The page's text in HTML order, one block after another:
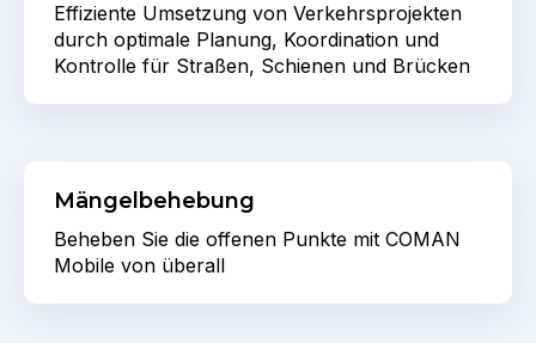
Effiziente Umsetzung von Verkehrsprojekten
durch optimale Planung, Koordination und
Kontrolle für Straßen, Schienen und Brücken
Mängelbehebung
Beheben Sie die offenen Punkte mit COMAN
Mobile von überall